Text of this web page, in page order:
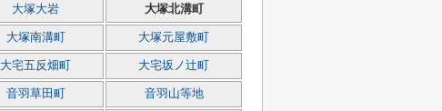
大塚大岩 大塚北溝町
大塚南溝町 大塚元屋敷町
大宅五反畑町 大宅坂ノ辻町
音羽草田町 音羽山等地